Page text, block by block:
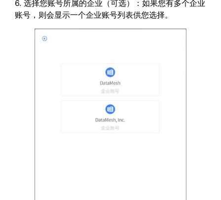
6. 选择您账号所属的企业（可选）：如果您有多个企业
账号，则会显示一个企业账号列表供您选择。